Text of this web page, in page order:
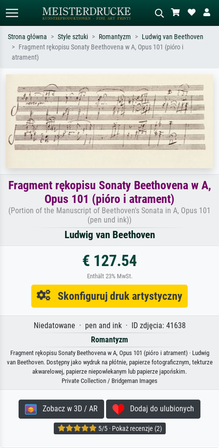
Wyszukiwanie standardowe
impresjonizm, fala Hokusaia, akt.
stojący akt obok drzewa.
Strona główna Style sztuki Romantyzm
Ludwig van Beethoven
Fragment rękopisu Sonaty Beethovena w A, Opus 101 (pióro i
atrament)
Fragment rękopisu Sonaty Beethovena w A,
Opus 101 (pióro i atrament)
(Portion of the Manuscript of Beethoven's Sonata in A, Opus 101
(pen und ink))
Ludwig van Beethoven
€ 127.54
Enthält 23% MwSt.
Skonfiguruj druk artystyczny
Niedatowane · pen and ink · ID zdjęcia: 41638
Romantyzm
Fragment rękopisu Sonaty Beethovena w A, Opus 101 (pióro i atrament) · Ludwig
van Beethoven. Dostępny jako wydruk na płótnie, papierze fotograficznym, tekturze
akwarelowej, papierze niepowlekanym lub papierze japońskim.
Private Collection / Bridgeman Images
Zobacz w 3D / AR Dodaj do ulubionych
5/5 · Pokaż recenzje (2)